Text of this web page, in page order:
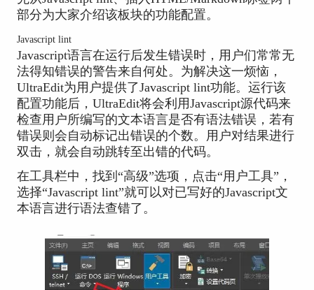
部分为大家介绍该板块的功能配置。
Javascript lint
Javascript语言在运行后发生错误时，用户们常常无
法得知错误的警告来自何处。为解决这一烦恼，
UltraEdit为用户提供了Javascript lint功能。运行该
配置功能后，UltraEdit将会利用Javascript源代码来
检查用户所编写的文本语言是否有语法错误，若有
错误则会自动标记出错误的个数。用户对结果进行
双击，就会自动跳转至出错的代码。
在工具栏中，找到“高级”选项，点击“用户工具”，
选择“Javascript lint”就可以对已写好的Javascript文
本语言进行语法查错了。